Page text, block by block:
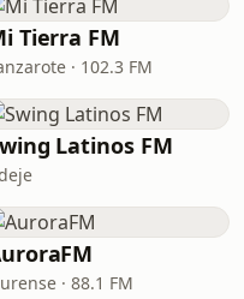
Tierra FM
· 102.3 FM
Latinos FM
· 88.1 FM